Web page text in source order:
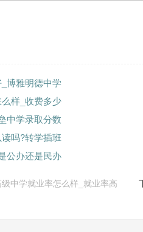
博雅明德中学
样_收费多少
中学录取分数
吗?转学插班
公办还是民办
中学就业率怎么样_就业率高